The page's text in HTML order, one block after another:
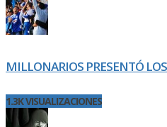
MILLONARIOS PRESENTÓ
1.3K VISUALIZACIONES